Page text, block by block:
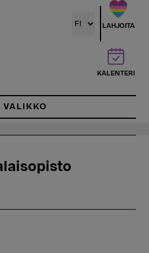
LAHJOITA
KALENTERI
VALIKKO